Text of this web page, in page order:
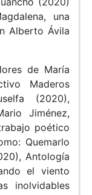
una
Alberto Ávila
de María
Maderos
(2020),
Jiménez,
poético
Quemarlo
Antología
el viento
inolvidables